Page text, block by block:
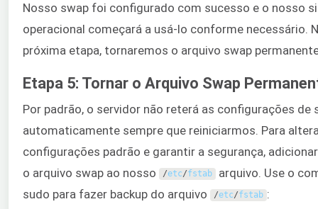
Nosso swap foi configurado com sucesso e o nosso
operacional começará a usá-lo conforme necessário.
próxima etapa, tornaremos o arquivo swap
Etapa 5: Tornar o Arquivo Swap
Por padrão, o servidor não reterá as configurações de
automaticamente sempre que reiniciarmos. Para
configurações padrão e garantir a segurança,
o arquivo swap ao nosso
/etc/fstab arquivo. Use o
sudo para fazer backup do arquivo
/etc/fstab :